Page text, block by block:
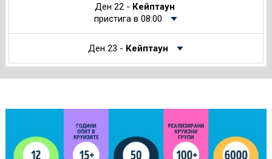
Ден 22 - Кейптаун
пристига в 08:00
Ден 23 - Кейптаун